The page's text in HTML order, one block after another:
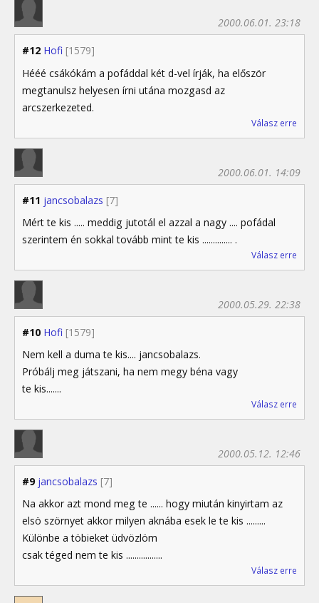
#12 Hofi [1579]
2000.06.01. 23:18
Hééé csákókám a pofáddal két d-vel írják, ha először
megtanulsz helyesen írni utána mozgasd az
arcszerkezeted.
Válasz erre
#11 jancsobalazs [7]
2000.06.01. 14:09
Mért te kis ..... meddig jutotál el azzal a nagy .... pofádal
szerintem én sokkal tovább mint te kis .............. .
Válasz erre
#10 Hofi [1579]
2000.05.29. 22:38
Nem kell a duma te kis.... jancsobalazs.
Próbálj meg játszani, ha nem megy béna vagy
te kis.......
Válasz erre
#9 jancsobalazs [7]
2000.05.12. 12:46
Na akkor azt mond meg te ...... hogy miután kinyirtam az
elsö szörnyet akkor milyen aknába esek le te kis .........
Különbe a töbieket üdvözlöm
csak téged nem te kis .................
Válasz erre